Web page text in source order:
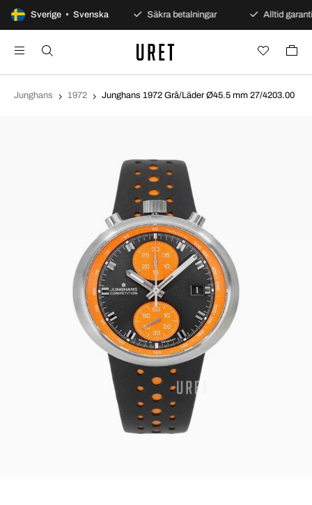
Sverige • Svenska
100 dagars öppet köp Säkra betalningar Alltid garanti
Junghans 1972 Junghans 1972 Grå/Läder Ø45.5 mm 27/4203.00